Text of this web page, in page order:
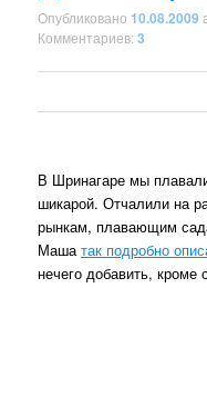
Опубликовано 10.08.2009
Комментариев:3
В Шринагаре мы
шикарой. Отчалили на
рынкам, плавающим
Машатак подробно
нечего добавить, кроме